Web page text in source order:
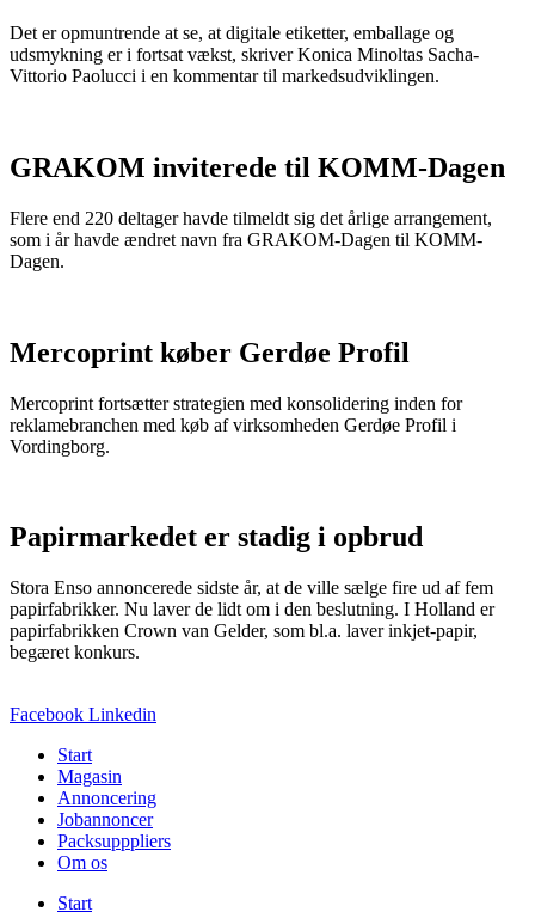
Det er opmuntrende at se, at digitale etiketter, emballage og
udsmykning er i fortsat vækst, skriver Konica Minoltas Sacha-
Vittorio Paolucci i en kommentar til markedsudviklingen.
GRAKOM inviterede til KOMM-Dagen
Flere end 220 deltager havde tilmeldt sig det årlige arrangement,
som i år havde ændret navn fra GRAKOM-Dagen til KOMM-
Dagen.
Mercoprint køber Gerdøe Profil
Mercoprint fortsætter strategien med konsolidering inden for
reklamebranchen med køb af virksomheden Gerdøe Profil i
Vordingborg.
Papirmarkedet er stadig i opbrud
Stora Enso annoncerede sidste år, at de ville sælge fire ud af fem
papirfabrikker. Nu laver de lidt om i den beslutning. I Holland er
papirfabrikken Crown van Gelder, som bl.a. laver inkjet-papir,
begæret konkurs.
Facebook Linkedin
Start
Magasin
Annoncering
Jobannoncer
Packsupppliers
Om os
Start